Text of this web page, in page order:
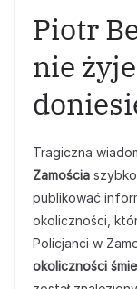
Piotr
nie
Tragiczna
Zamościa
publikować
okoliczności,
Policjanci w
okoliczności